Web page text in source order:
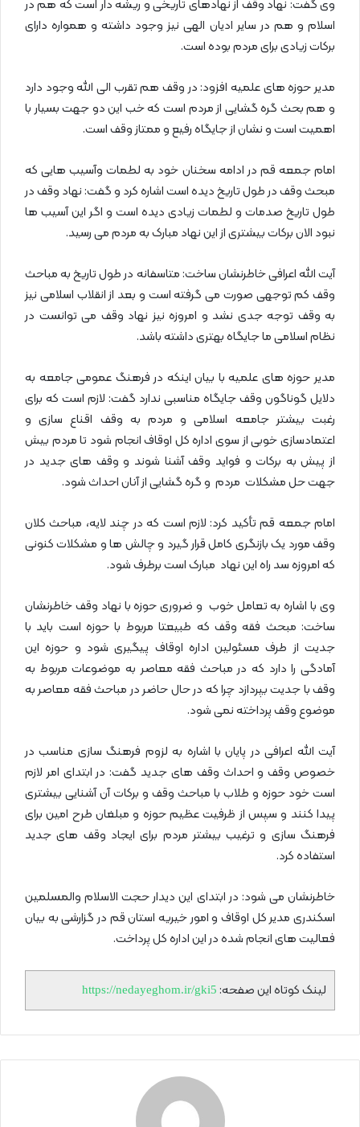
وی گفت: نهاد وقف از نهادهای تاریخی و ریشه دار است که هم در
اسلام و هم در سایر ادیان الهی نیز وجود داشته و همواره دارای
برکات زیادی برای مردم بوده است.
مدیر حوزه های علمیه افزود: در وقف هم تقرب الی الله وجود دارد
و هم بحث گره گشایی از مردم است که خب این دو جهت بسیار با
اهمیت است و نشان از جایگاه رفیع و ممتاز وقف است.
امام جمعه قم در ادامه سخنان خود به لطمات وآسیب هایی که
مبحث وقف در طول تاریخ دیده است اشاره کرد و گفت: نهاد وقف در
طول تاریخ صدمات و لطمات زیادی دیده است و اگر این آسیب ها
نبود الان برکات بیشتری از این نهاد مبارک به مردم می رسید.
آیت الله اعرافی خاطرنشان ساخت: متاسفانه در طول تاریخ به مباحث
وقف کم توجهی صورت می گرفته است و بعد از انقلاب اسلامی نیز
به وقف توجه جدی نشد و امروزه نیز نهاد وقف می توانست در
نظام اسلامی ما جایگاه بهتری داشته باشد.
مدیر حوزه های علمیه با بیان اینکه در فرهنگ عمومی جامعه به
دلایل گوناگون وقف جایگاه مناسبی ندارد گفت: لازم است که برای
رغبت بیشتر جامعه اسلامی و مردم به وقف اقناع سازی و
اعتمادسازی خوبی از سوی اداره کل اوقاف انجام شود تا مردم بیش
از پیش به برکات و فواید وقف آشنا شوند و وقف های جدید در
جهت حل مشکلات مردم و گره گشایی از آنان احداث شود.
امام جمعه قم تأکید کرد: لازم است که در چند لایه، مباحث کلان
وقف مورد یک بازنگری کامل قرار گیرد و چالش ها و مشکلات کنونی
که امروزه سد راه این نهاد مبارک است برطرف شود.
وی با اشاره به تعامل خوب و ضروری حوزه با نهاد وقف خاطرنشان
ساخت: مبحث فقه وقف که طبیعتا مربوط با حوزه است باید با
جدیت از طرف مسئولین اداره اوقاف پیگیری شود و حوزه این
آمادگی را دارد که در مباحث فقه معاصر به موضوعات مربوط به
وقف با جدیت بپردازد چرا که در حال حاضر در مباحث فقه معاصر به
موضوع وقف پرداخته نمی شود.
آیت الله اعرافی در پایان با اشاره به لزوم فرهنگ سازی مناسب در
خصوص وقف و احداث وقف های جدید گفت: در ابتدای امر لازم
است خود حوزه و طلاب با مباحث وقف و برکات آن آشنایی بیشتری
پیدا کنند و سپس از ظرفیت عظیم حوزه و مبلغان طرح امین برای
فرهنگ سازی و ترغیب بیشتر مردم برای ایجاد وقف های جدید
استفاده کرد.
خاطرنشان می شود: در ابتدای این دیدار حجت الاسلام والمسلمین
اسکندری مدیر کل اوقاف و امور خیریه استان قم در گزارشی به بیان
فعالیت های انجام شده در این اداره کل پرداخت.
لینک کوتاه این صفحه: https://nedayeghom.ir/gki5